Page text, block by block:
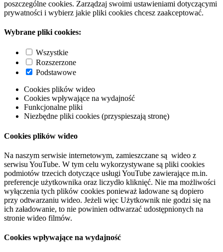
poszczególne cookies. Zarządzaj swoimi ustawieniami dotyczącymi
prywatności i wybierz jakie pliki cookies chcesz zaakceptować.
Wybrane pliki cookies:
Wszystkie
Rozszerzone
Podstawowe
Cookies plików wideo
Cookies wpływające na wydajność
Funkcjonalne pliki
Niezbędne pliki cookies (przyspieszają stronę)
Cookies plików wideo
Na naszym serwisie internetowym, zamieszczane są wideo z
serwisu YouTube. W tym celu wykorzystywane są pliki cookies
podmiotów trzecich dotyczące usługi YouTube zawierające m.in.
preferencje użytkownika oraz liczydło kliknięć. Nie ma możliwości
wyłączenia tych plików cookies ponieważ ładowane są dopiero
przy odtwarzaniu wideo. Jeżeli więc Użytkownik nie godzi się na
ich załadowanie, to nie powinien odtwarzać udostępnionych na
stronie wideo filmów.
Cookies wpływające na wydajność